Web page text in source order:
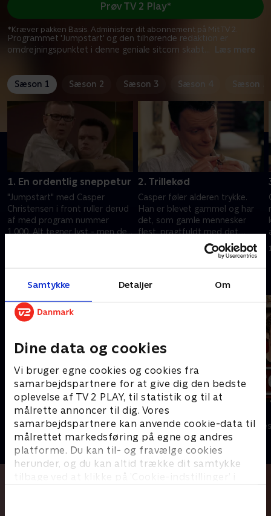
Samtykke Detaljer Om
Dine data og cookies
Vi bruger egne cookies og cookies fra
samarbejdspartnere for at give dig den bedste
oplevelse af TV 2 PLAY, til statistik og til at
målrette annoncer til dig. Vores
samarbejdspartnere kan anvende cookie-data til
målrettet markedsføring på egne og andres
platforme. Du kan til- og fravælge cookies
herunder, og du kan altid trække dit samtykke
tilbage ved at klikke på ’Cookie-indstillinger’ i
Programmet 'Jumpstart' og den tilhørende redaktion er
omdrejningspunktet i denne geniale sitcom skabt
Læs mere
Prøv TV 2 Play*
*Kræver pakken Basis. Administrer dit abonnement på Mit TV 2.
Sæson 1 Sæson 2 Sæson 3 Sæson 4 Sæson 5
1. En ordentlig sneppetur
"Jumpstart" med Casper
Christensen i front ruller derud
af med program nummer
1.000. Alt tegner lyst - men der
forårsager en ulykke, og Casper
2. Trillekød
Casper føler alderen trykke.
Han er blevet gammel og har
det, som gamle mennesker
flest, pragtfuldt med det.
Naturligvis frygter han
sædernes forfald og bakker
derfor 100 procent op om "Høj
Kim, som er bekymret for
medarbejdernes værdinormer
6. marts 2001 • 29 min
Andre så også
Klovn
Komedie • 11 sæsoner Komedie • 3